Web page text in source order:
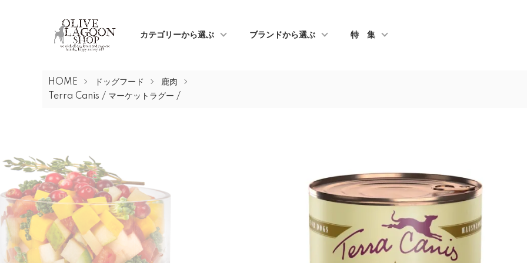
カテゴリーから選ぶ ブランドから選ぶ 特 集
HOME ドッグフード
鹿肉
Terra Canis / マーケットラグー /